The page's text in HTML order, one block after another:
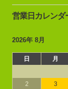
営業日カレンダ
2026年 8月
日 月
2
3